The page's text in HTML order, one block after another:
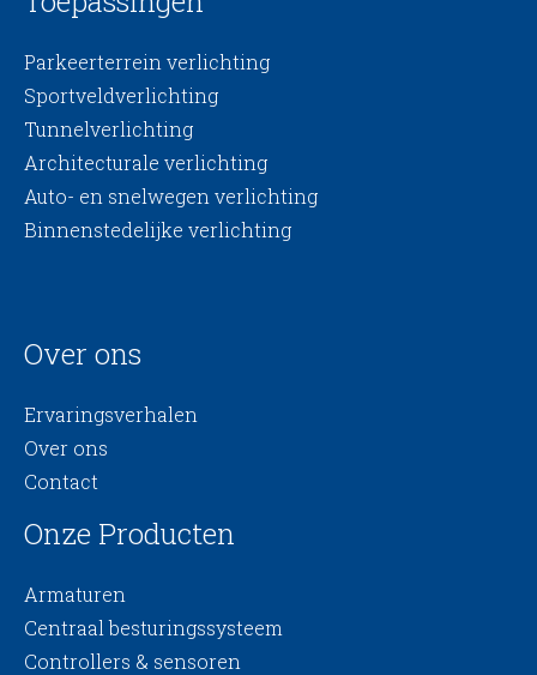
Parkeerterrein verlichting
Sportveldverlichting
Tunnelverlichting
Architecturale verlichting
Auto- en snelwegen verlichting
Binnenstedelijke verlichting
Over ons
Ervaringsverhalen
Over ons
Contact
Onze Producten
Armaturen
Centraal besturingssysteem
Controllers & sensoren